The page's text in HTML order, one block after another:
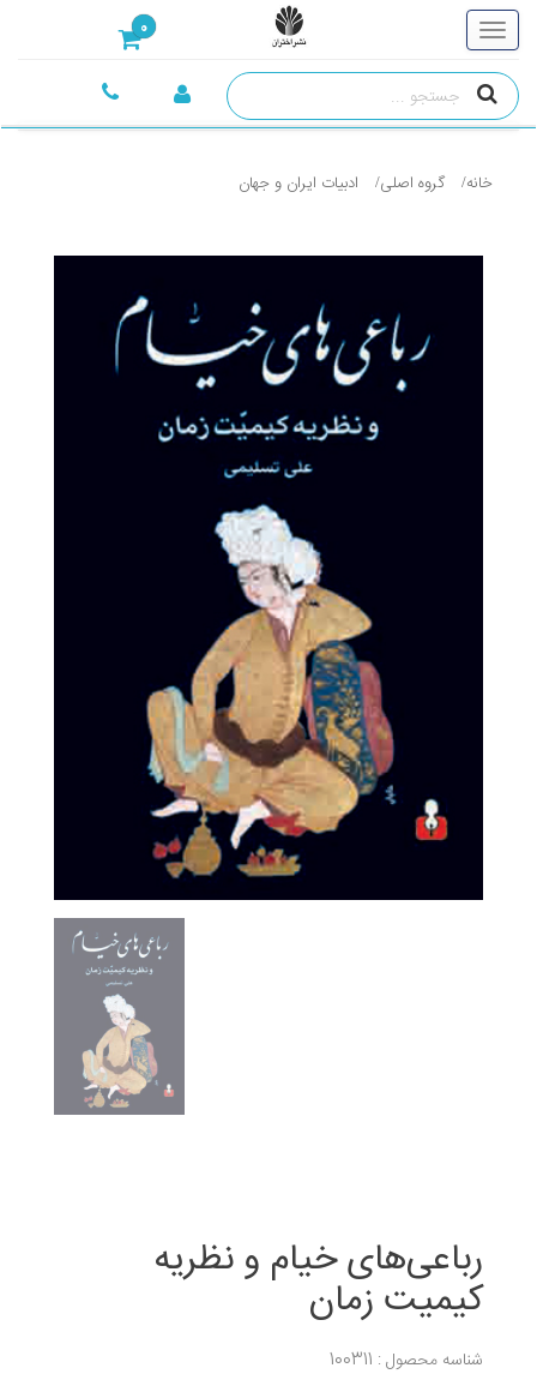
0
خانه گروه اصلی ادبيات ايران و جهان
رباعی‌های خیام و نظریه
کیمیت زمان
شناسه محصول : 100311